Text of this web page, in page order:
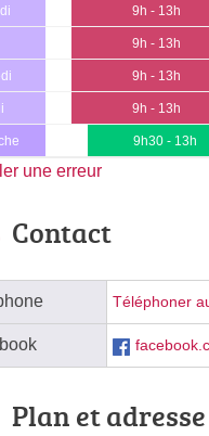
9h - 13h
9h - 13h
9h - 13h
9h - 13h
9h30 - 13h
une erreur
Contact
Téléphoner
Plan et adresse